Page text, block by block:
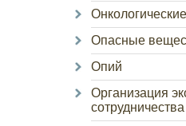
Опасные
Опий
Организация